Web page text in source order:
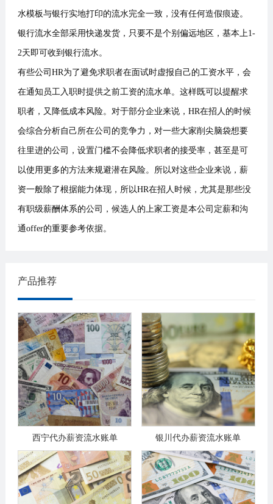
水模板与银行实地打印的流水完全一致，没有任何造假痕迹。
银行流水全部采用快递发货，只要不是个别偏远地区，基本上1-
2天即可收到银行流水。
有些公司HR为了避免求职者在面试时虚报自己的工资水平，会
在通知员工入职时提供之前工资的流水单。这样既可以提醒求
职者，又降低成本风险。对于部分企业来说，HR在招人的时候
会综合分析自己所在公司的竞争力，对一些大家削尖脑袋想要
往里进的公司，设置门槛不会降低求职者的接受率，甚至是可
以使用更多的方法来规避潜在风险。所以对这些企业来说，薪
资一般除了根据能力体现，所以HR在招人时候，尤其是那些没
有职级薪酬体系的公司，候选人的上家工资是本公司定薪和沟
通offer的重要参考依据。
产品推荐
西宁代办薪资流水账单 银川代办薪资流水账单